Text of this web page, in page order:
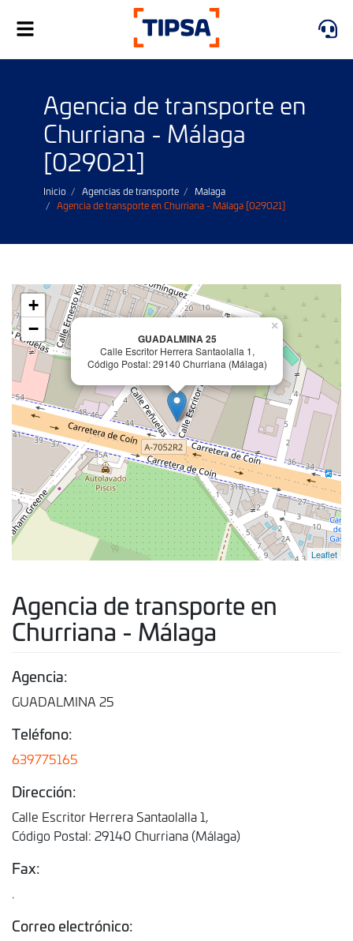
Alternar
navegación
Agencia de transporte en
Churriana - Málaga
[029021]
Inicio Agencias de transporte
Malaga
Agencia de transporte en Churriana - Málaga [029021]
GUADALMINA 25
Calle Escritor Herrera Santaolalla 1,
Código Postal: 29140 Churriana (Málaga)
×
+
−
Leaflet
Agencia de transporte en
Churriana - Málaga
Agencia:
GUADALMINA 25
Teléfono:
639775165
Dirección:
Calle Escritor Herrera Santaolalla 1,
Código Postal: 29140 Churriana (Málaga)
Fax:
.
Correo electrónico: